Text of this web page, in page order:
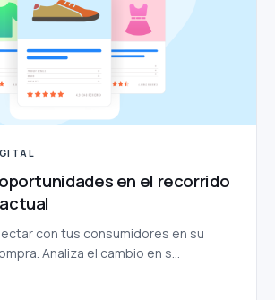
en el recorrido
con tus consumidores en su
Analiza el cambio en s...